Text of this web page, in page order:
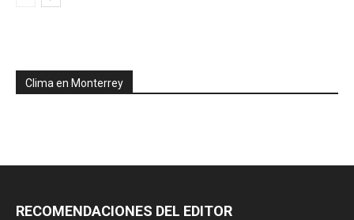
Clima en Monterrey
RECOMENDACIONES DEL EDITOR